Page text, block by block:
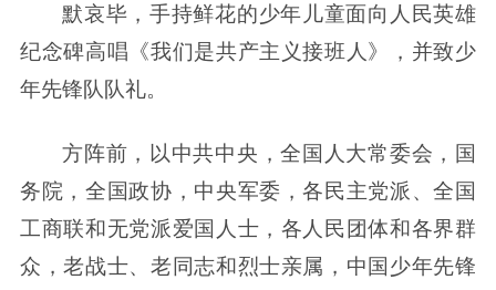
默哀毕，手持鲜花的少年儿童面向人民英雄
纪念碑高唱《我们是共产主义接班人》，并致少
年先锋队队礼。
方阵前，以中共中央，全国人大常委会，国
务院，全国政协，中央军委，各民主党派、全国
工商联和无党派爱国人士，各人民团体和各界群
众，老战士、老同志和烈士亲属，中国少年先锋